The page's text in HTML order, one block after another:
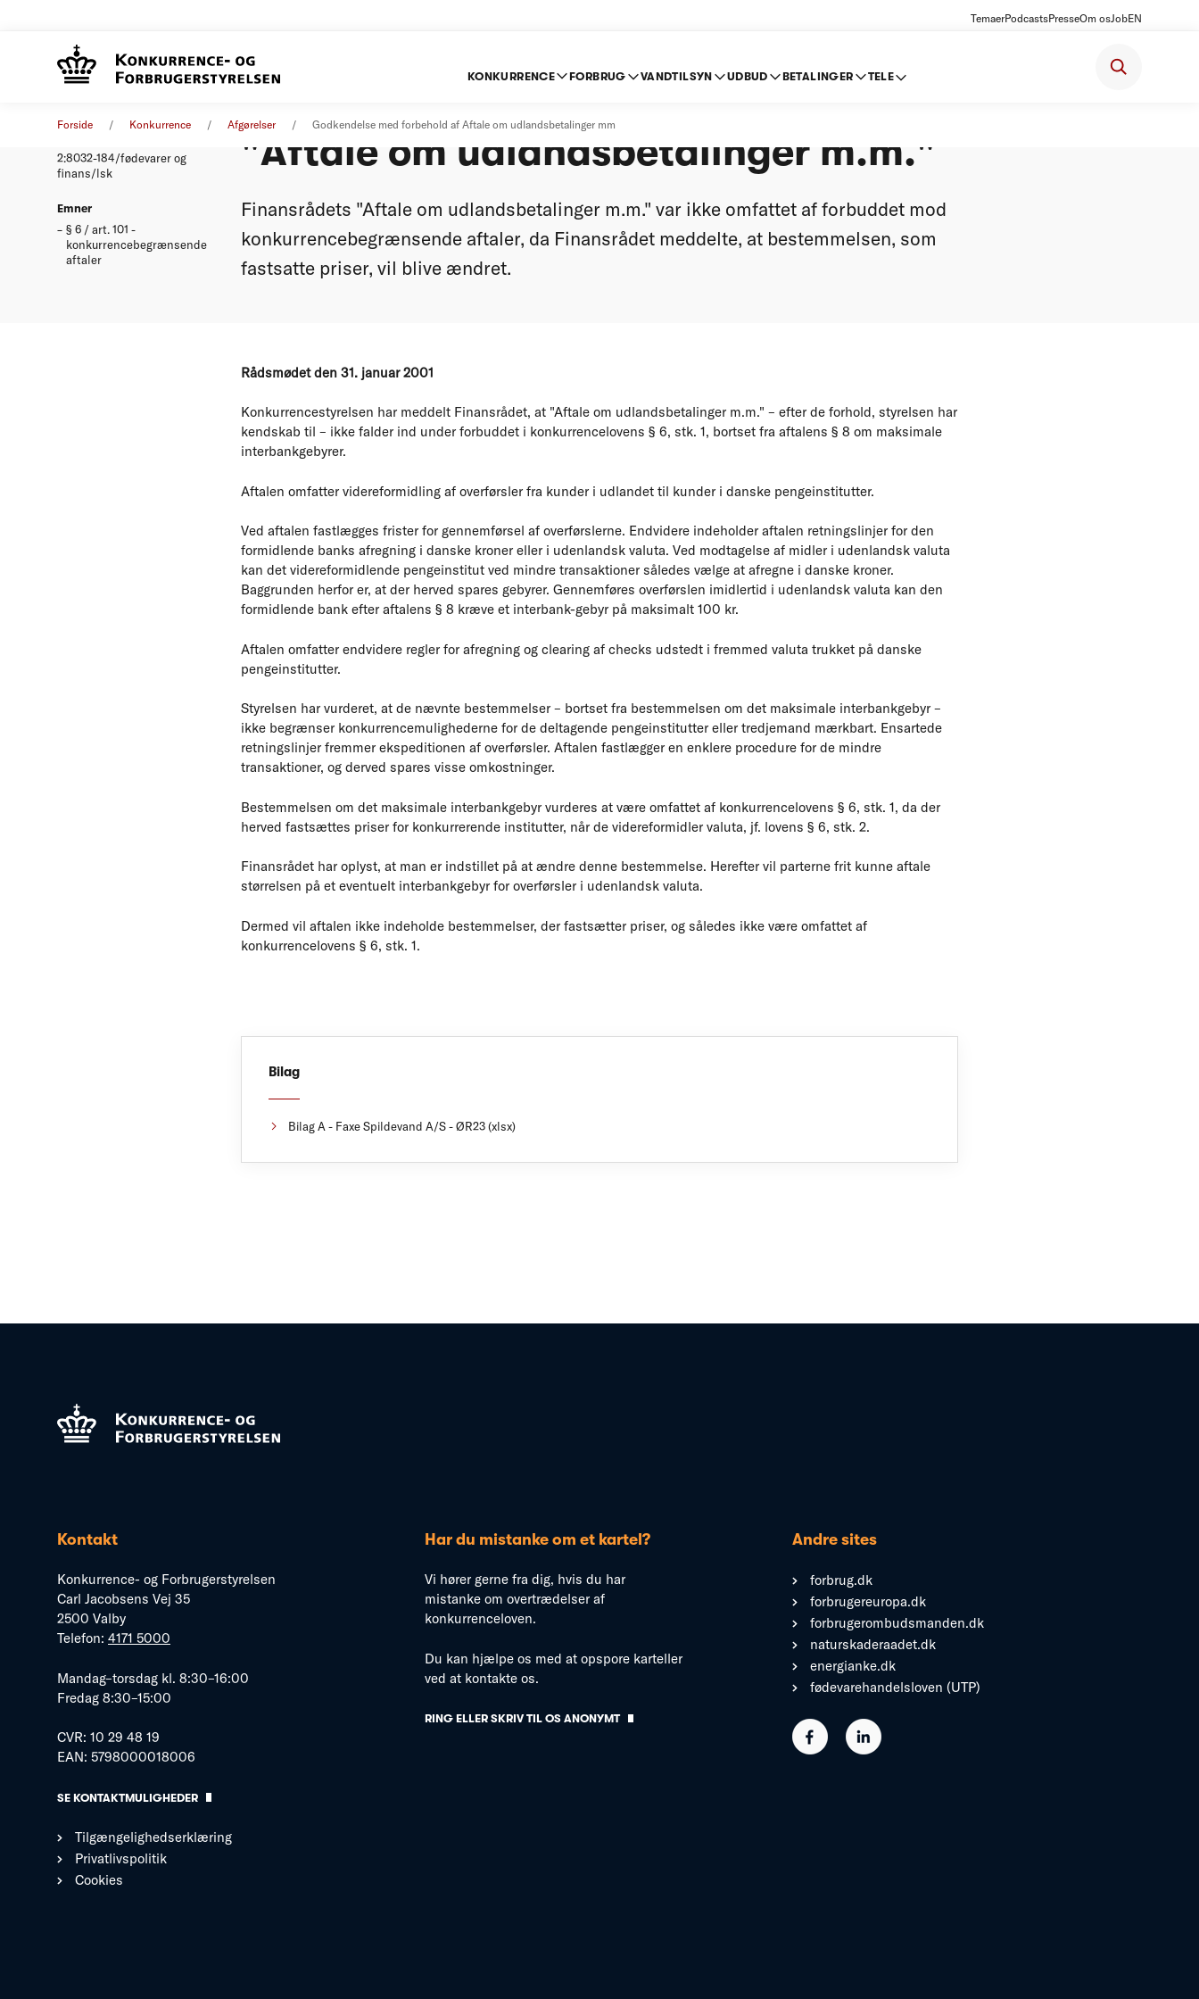
TemaerPodcastsPresseOm osJobEN
KONKURRENCE FORBRUG VANDTILSYN UDBUD BETALINGER TELE
Forside Konkurrence Afgørelser Godkendelse med forbehold af Aftale om udlandsbetalinger mm
2:8032-184/fødevarer og
finans/lsk
Emner
§ 6 / art. 101 -
konkurrencebegrænsende
aftaler
"Aftale om udlandsbetalinger m.m."
Finansrådets "Aftale om udlandsbetalinger m.m." var ikke omfattet af forbuddet mod
konkurrencebegrænsende aftaler, da Finansrådet meddelte, at bestemmelsen, som
fastsatte priser, vil blive ændret.
Rådsmødet den 31. januar 2001
Konkurrencestyrelsen har meddelt Finansrådet, at "Aftale om udlandsbetalinger m.m." – efter de forhold, styrelsen har
kendskab til – ikke falder ind under forbuddet i konkurrencelovens § 6, stk. 1, bortset fra aftalens § 8 om maksimale
interbankgebyrer.
Aftalen omfatter videreformidling af overførsler fra kunder i udlandet til kunder i danske pengeinstitutter.
Ved aftalen fastlægges frister for gennemførsel af overførslerne. Endvidere indeholder aftalen retningslinjer for den
formidlende banks afregning i danske kroner eller i udenlandsk valuta. Ved modtagelse af midler i udenlandsk valuta
kan det videreformidlende pengeinstitut ved mindre transaktioner således vælge at afregne i danske kroner.
Baggrunden herfor er, at der herved spares gebyrer. Gennemføres overførslen imidlertid i udenlandsk valuta kan den
formidlende bank efter aftalens § 8 kræve et interbank-gebyr på maksimalt 100 kr.
Aftalen omfatter endvidere regler for afregning og clearing af checks udstedt i fremmed valuta trukket på danske
pengeinstitutter.
Styrelsen har vurderet, at de nævnte bestemmelser – bortset fra bestemmelsen om det maksimale interbankgebyr –
ikke begrænser konkurrencemulighederne for de deltagende pengeinstitutter eller tredjemand mærkbart. Ensartede
retningslinjer fremmer ekspeditionen af overførsler. Aftalen fastlægger en enklere procedure for de mindre
transaktioner, og derved spares visse omkostninger.
Bestemmelsen om det maksimale interbankgebyr vurderes at være omfattet af konkurrencelovens § 6, stk. 1, da der
herved fastsættes priser for konkurrerende institutter, når de videreformidler valuta, jf. lovens § 6, stk. 2.
Finansrådet har oplyst, at man er indstillet på at ændre denne bestemmelse. Herefter vil parterne frit kunne aftale
størrelsen på et eventuelt interbankgebyr for overførsler i udenlandsk valuta.
Dermed vil aftalen ikke indeholde bestemmelser, der fastsætter priser, og således ikke være omfattet af
konkurrencelovens § 6, stk. 1.
Bilag
Bilag A - Faxe Spildevand A/S - ØR23 (xlsx)
Kontakt
Konkurrence- og Forbrugerstyrelsen
Carl Jacobsens Vej 35
2500 Valby
Telefon: 4171 5000
Mandag–torsdag kl. 8:30–16:00
Fredag 8:30–15:00
CVR: 10 29 48 19
EAN: 5798000018006
SE KONTAKTMULIGHEDER
Tilgængelighedserklæring
Privatlivspolitik
Cookies
Har du mistanke om et kartel?
Vi hører gerne fra dig, hvis du har
mistanke om overtrædelser af
konkurrenceloven.
Du kan hjælpe os med at opspore karteller
ved at kontakte os.
RING ELLER SKRIV TIL OS ANONYMT
Andre sites
forbrug.dk
forbrugereuropa.dk
forbrugerombudsmanden.dk
naturskaderaadet.dk
energianke.dk
fødevarehandelsloven (UTP)